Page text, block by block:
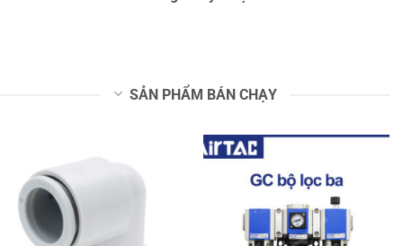
SẢN PHẨM BÁN CHẠY